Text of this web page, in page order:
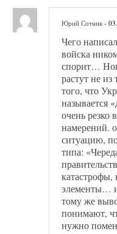
Юрий Сотник-
Чего
войска
спорит…
растут не из
того, что
называется
очень резко
намерений.
ситуацию,
типа:
катастрофы,
элементы…
тому же
понимают,
нужно